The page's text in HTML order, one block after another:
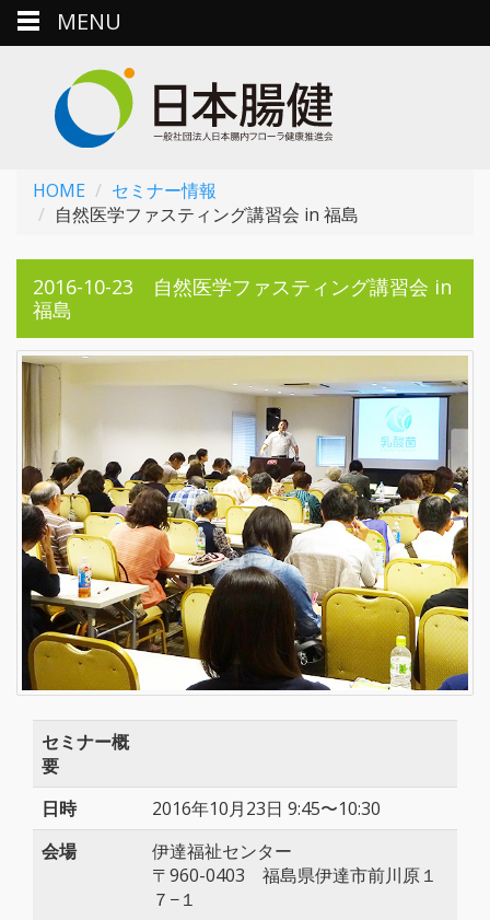
HOME
セミナー情報
自然医学ファスティング講習会 in 福島
2016-10-23 自然医学ファスティング講習会 in
福島
セミナー概
要
日時
2016年10月23日 9:45〜10:30
会場
伊達福祉センター
〒960-0403 福島県伊達市前川原１
７−１
MENU